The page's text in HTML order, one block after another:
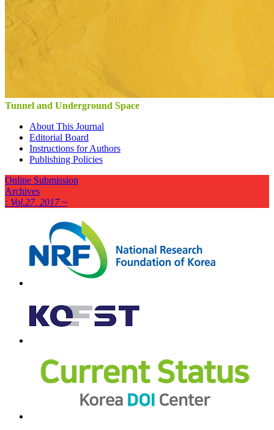
Tunnel and Underground Space
About This Journal
Editorial Board
Instructions for Authors
Publishing Policies
Online Submission
Archives
: Vol.27, 2017 ~